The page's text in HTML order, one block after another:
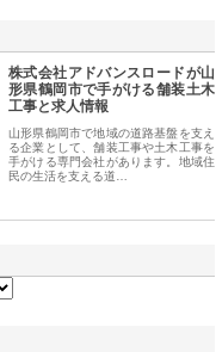
株式会社アドバンスロードが山
形県鶴岡市で手がける舗装土木
工事と求人情報
山形県鶴岡市で地域の道路基盤を支え
る企業として、舗装工事や土木工事を
手がける専門会社があります。地域住
民の生活を支える道…